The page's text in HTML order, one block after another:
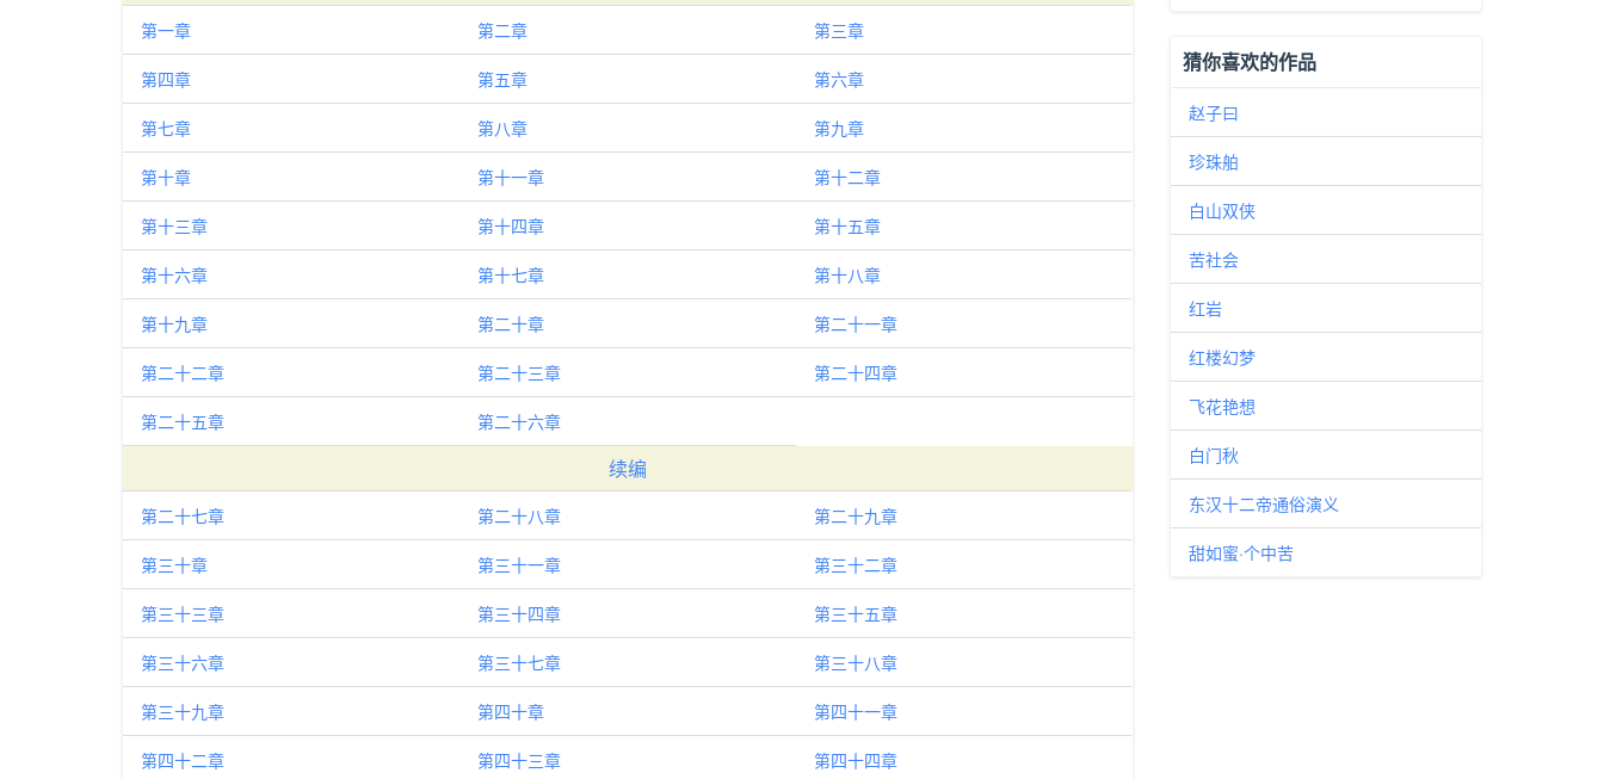
第一章 第二章 第三章
第四章 第五章 第六章
第七章 第八章 第九章
第十章 第十一章 第十二章
第十三章 第十四章 第十五章
第十六章 第十七章 第十八章
第十九章 第二十章 第二十一章
第二十二章 第二十三章 第二十四章
第二十五章 第二十六章
续编
第二十七章 第二十八章 第二十九章
第三十章 第三十一章 第三十二章
第三十三章 第三十四章 第三十五章
第三十六章 第三十七章 第三十八章
第三十九章 第四十章 第四十一章
第四十二章 第四十三章 第四十四章
猜你喜欢的作品
赵子曰
珍珠舶
白山双侠
苦社会
红岩
红楼幻梦
飞花艳想
白门秋
东汉十二帝通俗演义
甜如蜜·个中苦